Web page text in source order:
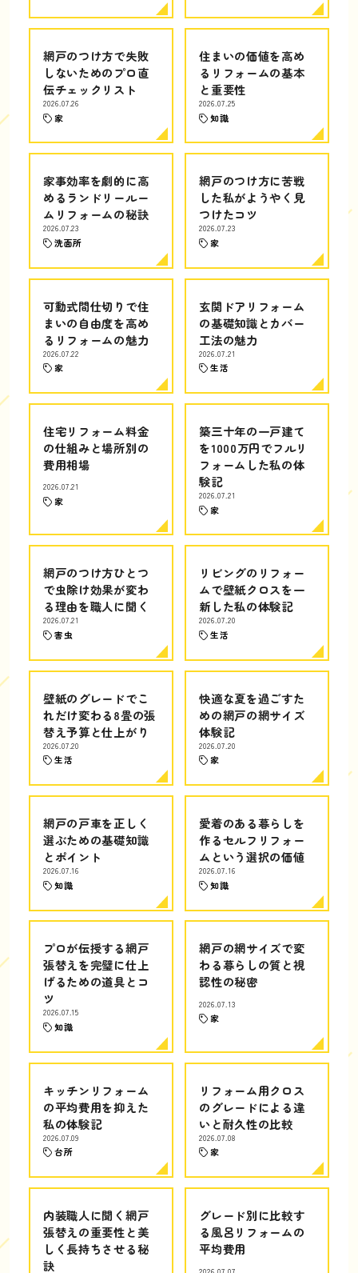
網戸のつけ方で失敗
しないためのプロ直
伝チェックリスト
2026.07.26
家
住まいの価値を高め
るリフォームの基本
と重要性
2026.07.25
知識
家事効率を劇的に高
めるランドリールー
ムリフォームの秘訣
2026.07.23
洗面所
網戸のつけ方に苦戦
した私がようやく見
つけたコツ
2026.07.23
家
可動式間仕切りで住
まいの自由度を高め
るリフォームの魅力
2026.07.22
家
玄関ドアリフォーム
の基礎知識とカバー
工法の魅力
2026.07.21
生活
住宅リフォーム料金
の仕組みと場所別の
費用相場
2026.07.21
家
築三十年の一戸建て
を1000万円でフルリ
フォームした私の体
験記
2026.07.21
家
網戸のつけ方ひとつ
で虫除け効果が変わ
る理由を職人に聞く
2026.07.21
害虫
リビングのリフォー
ムで壁紙クロスを一
新した私の体験記
2026.07.20
生活
壁紙のグレードでこ
れだけ変わる8畳の張
替え予算と仕上がり
2026.07.20
生活
快適な夏を過ごすた
めの網戸の網サイズ
体験記
2026.07.20
家
網戸の戸車を正しく
選ぶための基礎知識
とポイント
2026.07.16
知識
愛着のある暮らしを
作るセルフリフォー
ムという選択の価値
2026.07.16
知識
プロが伝授する網戸
張替えを完璧に仕上
げるための道具とコ
ツ
2026.07.15
知識
網戸の網サイズで変
わる暮らしの質と視
認性の秘密
2026.07.13
家
キッチンリフォーム
の平均費用を抑えた
私の体験記
2026.07.09
台所
リフォーム用クロス
のグレードによる違
いと耐久性の比較
2026.07.08
家
内装職人に聞く網戸
張替えの重要性と美
しく長持ちさせる秘
訣
グレード別に比較す
る風呂リフォームの
平均費用